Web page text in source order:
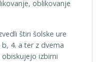
oblikovanje
štiri šolske ure
b, 4. a ter z dvema
obiskujejo izbirni